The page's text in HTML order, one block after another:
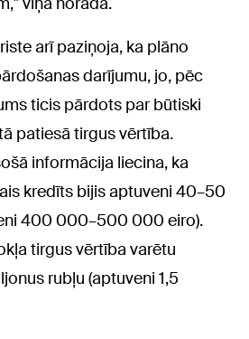
arī paziņoja, ka plāno
darījumu, jo, pēc
ticis pārdots par būtiski
patiesā tirgus vērtība.
informācija liecina, ka
kredīts bijis aptuveni 40–50
400 000–500 000 eiro).
tirgus vērtība varētu
rubļu (aptuveni 1,5